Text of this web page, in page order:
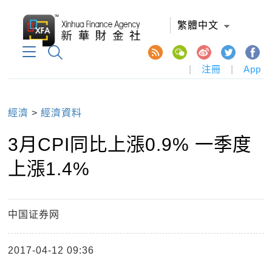
繁體中文
注冊 App
經濟 >經濟資料
3月CPI同比上漲0.9% 一季度
上漲1.4%
中国证券网
2017-04-12 09:36